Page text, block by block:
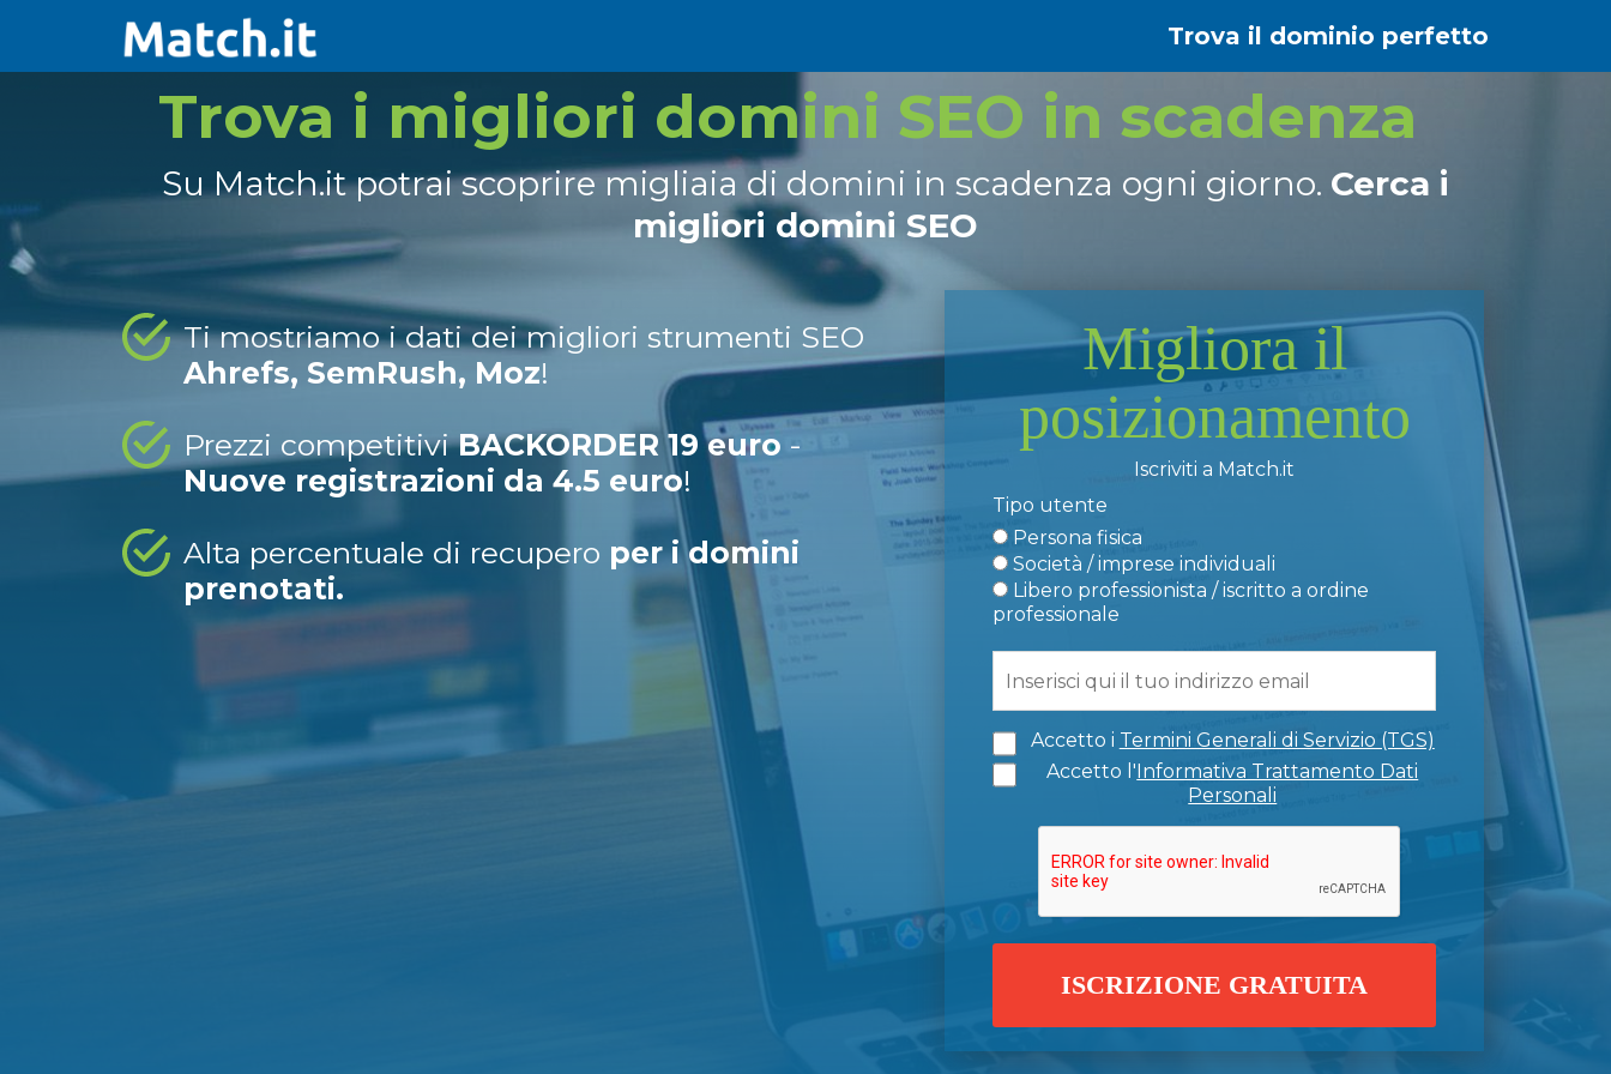
Trova il dominio perfetto
Trova i migliori domini SEO in scadenza
Su Match.it potrai scoprire migliaia di domini in scadenza ogni giorno. Cerca i
migliori domini SEO
Ti mostriamo i dati dei migliori strumenti SEO
Ahrefs, SemRush, Moz!
Prezzi competitiviBACKORDER 19 euro -
Nuove registrazioni da 4.5 euro!
Alta percentuale di recupero per i domini
prenotati.
Migliora il
posizionamento
Iscriviti a Match.it
Tipo utente
Persona fisica
Società / imprese individuali
Libero professionista / iscritto a ordine
professionale
Accetto i Termini Generali di Servizio (TGS)
Accetto l'Informativa Trattamento Dati
Personali